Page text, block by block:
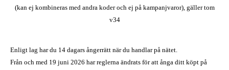
(kan ej kombineras med andra koder och ej på kampanjvaror), gäller tom
v34
Enligt lag har du 14 dagars ångerrätt när du handlar på nätet.
Från och med 19 juni 2026 har reglerna ändrats för att ånga ditt köpt på